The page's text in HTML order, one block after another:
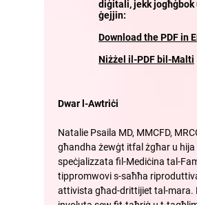
diġitali, jekk jogħġbok
ġejjin:
Download the PDF in
Niżżel il-PDF bil-Malti
Dwar l-Awtriċi
Natalie Psaila MD, MMCFD,
għandha żewġt itfal żgħar u hija
speċjalizzata fil-Mediċina tal-
tippromwovi s-saħħa
attivista għad-drittijiet tal-mara.